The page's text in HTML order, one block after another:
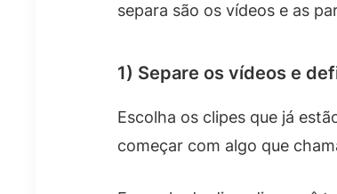
separa são os vídeos e as
1) Separe os vídeos e
Escolha os clipes que já
começar com algo que